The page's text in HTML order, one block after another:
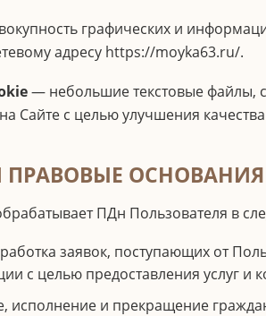
графических и
адресу https://moyka63.ru/.
— небольшие текстовые файлы,
Сайте с целью улучшения
ПРАВОВЫЕ
ПДн Пользователя в
заявок, поступающих от
с целью предоставления услуг и
исполнение и прекращение